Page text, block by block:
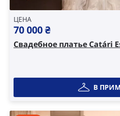
ЦЕНА
70 000₴
Свадебное платье Catári
В